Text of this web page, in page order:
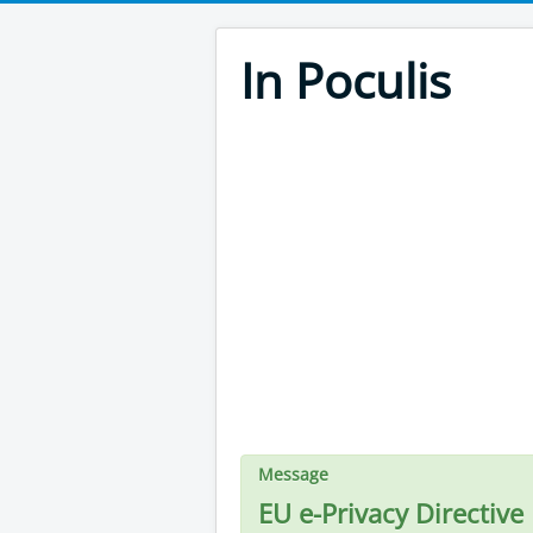
In Poculis
Message
EU e-Privacy Directive